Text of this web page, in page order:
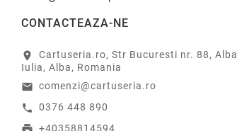
CONTACTEAZA-NE
location_on
Cartuseria.ro, Str Bucuresti nr. 88, Alba
Iulia, Alba, Romania
email comenzi@cartuseria.ro
call 0376 448 890
+40358814594